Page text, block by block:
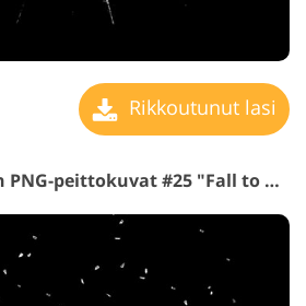
Rikkoutunut lasi
Rikkoutuneen lasin PNG-peittokuvat #25 "Fall to Pieces"